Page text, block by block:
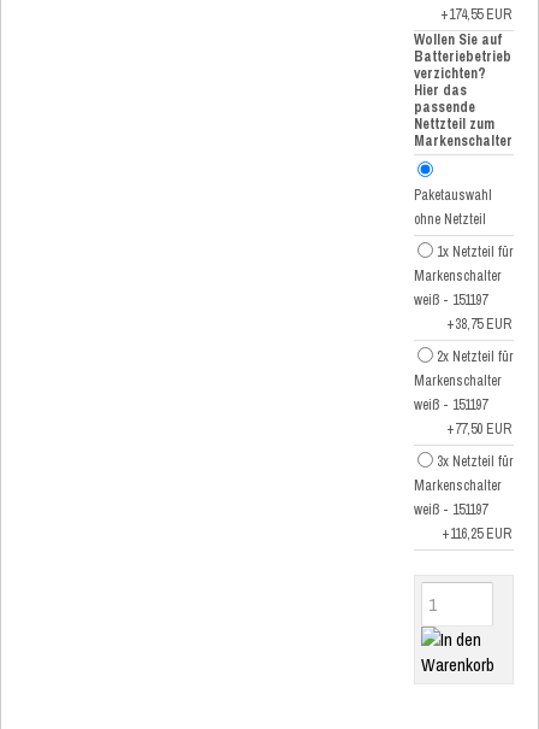
+174,55 EUR
Wollen Sie auf
Batteriebetrieb
verzichten?
Hier das
passende
Nettzteil zum
Markenschalter
Paketauswahl
ohne Netzteil
1x Netzteil für
Markenschalter
weiß - 151197
+38,75 EUR
2x Netzteil für
Markenschalter
weiß - 151197
+77,50 EUR
3x Netzteil für
Markenschalter
weiß - 151197
+116,25 EUR